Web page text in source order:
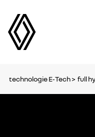
technologie E‑Tech > full